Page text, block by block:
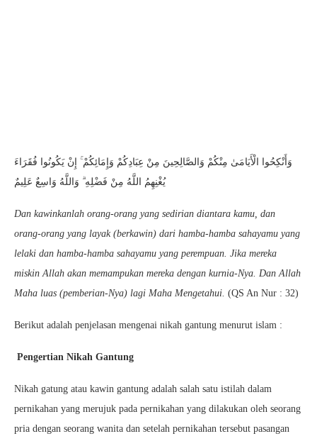
وَأَنْكِحُوا الْأَيَامَىٰ مِنْكُمْ وَالصَّالِحِينَ مِنْ عِبَادِكُمْ وَإِمَائِكُمْ ۚ إِنْ يَكُونُوا فُقَرَاءَ
يُغْنِهِمُ اللَّهُ مِنْ فَضْلِهِ ۗ وَاللَّهُ وَاسِعٌ عَلِيمٌ
Dan kawinkanlah orang-orang yang sedirian diantara kamu, dan
orang-orang yang layak (berkawin) dari hamba-hamba sahayamu yang
lelaki dan hamba-hamba sahayamu yang perempuan. Jika mereka
miskin Allah akan memampukan mereka dengan kurnia-Nya. Dan Allah
Maha luas (pemberian-Nya) lagi Maha Mengetahui. (QS An Nur : 32)
Berikut adalah penjelasan mengenai nikah gantung menurut islam :
Pengertian Nikah Gantung
Nikah gatung atau kawin gantung adalah salah satu istilah dalam
pernikahan yang merujuk pada pernikahan yang dilakukan oleh seorang
pria dengan seorang wanita dan setelah pernikahan tersebut pasangan